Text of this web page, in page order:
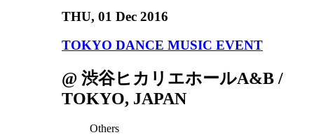
THU, 01 Dec 2016
TOKYO DANCE MUSIC EVENT
@ 渋谷ヒカリエホールA&B /
TOKYO, JAPAN
Others